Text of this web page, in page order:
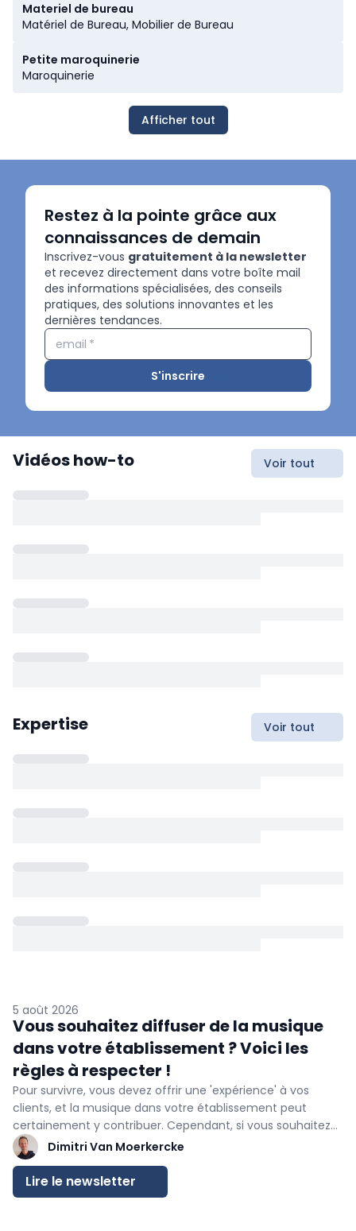
Materiel de bureau
Matériel de Bureau, Mobilier de Bureau
Petite maroquinerie
Maroquinerie
Afficher tout
Restez à la pointe grâce aux
connaissances de demain
Inscrivez-vous gratuitement à la newsletter
et recevez directement dans votre boîte mail
des informations spécialisées, des conseils
pratiques, des solutions innovantes et les
dernières tendances.
email *
S'inscrire
Vidéos how-to Voir tout
Expertise Voir tout
5 août 2026
Vous souhaitez diffuser de la musique
dans votre établissement ? Voici les
règles à respecter !
Pour survivre, vous devez offrir une 'expérience' à vos
clients, et la musique dans votre établissement peut
certainement y contribuer. Cependant, si vous souhaitez
diffuser de la musique, vous devez respecter certaines
règles. Quand la musique relève-t-elle d'un usage privé, et
quand devient-elle une communication publique ? Quels
sont les droits en jeu ? Et comment s'assurer que tout est
Dimitri Van Moerkercke
Lire le newsletter